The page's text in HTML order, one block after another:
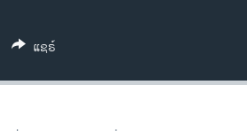
ສຽງ
ແຊຣ໌